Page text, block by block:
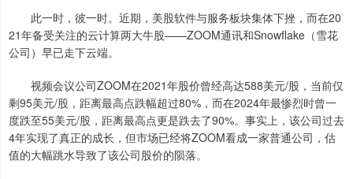
此一时，彼一时。近期，美股软件与服务板块集体下挫，而在20
21年备受关注的云计算两大牛股——ZOOM通讯和Snowflake（雪花
公司）早已走下云端。
视频会议公司ZOOM在2021年股价曾经高达588美元/股，当前仅
剩95美元/股，距离最高点跌幅超过80%，而在2024年最惨烈时曾一
度跌至55美元/股，距离最高点更是跌去了90%。事实上，该公司过去
4年实现了真正的成长，但市场已经将ZOOM看成一家普通公司，估
值的大幅跳水导致了该公司股价的陨落。